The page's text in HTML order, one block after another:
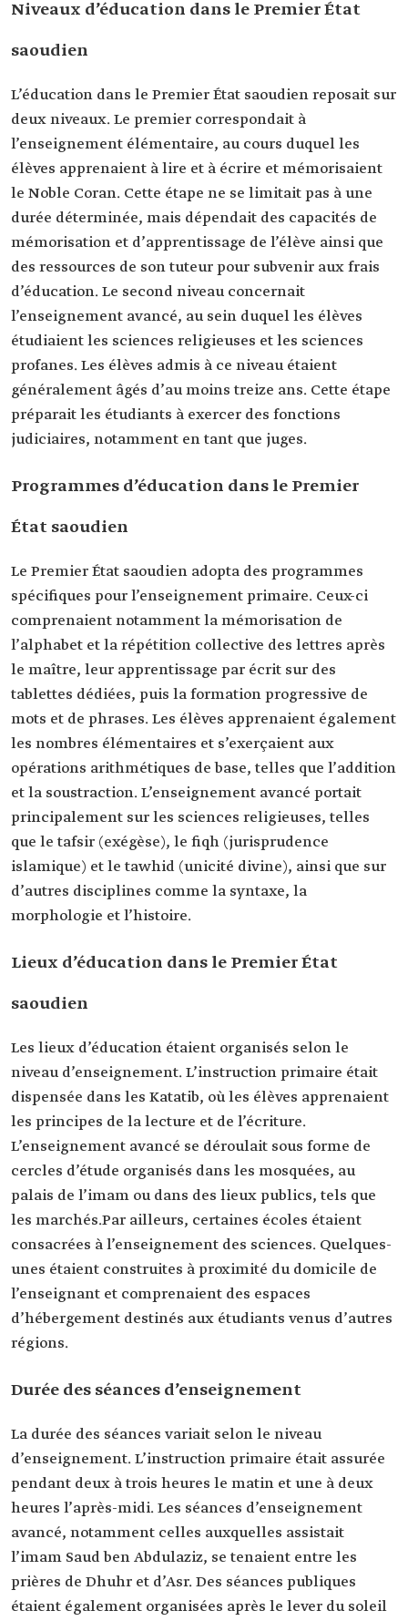
Niveaux d’éducation dans le Premier État
saoudien
L’éducation dans le Premier État saoudien reposait sur
deux niveaux. Le premier correspondait à
l’enseignement élémentaire, au cours duquel les
élèves apprenaient à lire et à écrire et mémorisaient
le Noble Coran. Cette étape ne se limitait pas à une
durée déterminée, mais dépendait des capacités de
mémorisation et d’apprentissage de l’élève ainsi que
des ressources de son tuteur pour subvenir aux frais
d’éducation. Le second niveau concernait
l’enseignement avancé, au sein duquel les élèves
étudiaient les sciences religieuses et les sciences
profanes. Les élèves admis à ce niveau étaient
généralement âgés d’au moins treize ans. Cette étape
préparait les étudiants à exercer des fonctions
judiciaires, notamment en tant que juges.
Programmes d’éducation dans le Premier
État saoudien
Le Premier État saoudien adopta des programmes
spécifiques pour l’enseignement primaire. Ceux-ci
comprenaient notamment la mémorisation de
l’alphabet et la répétition collective des lettres après
le maître, leur apprentissage par écrit sur des
tablettes dédiées, puis la formation progressive de
mots et de phrases. Les élèves apprenaient également
les nombres élémentaires et s’exerçaient aux
opérations arithmétiques de base, telles que l’addition
et la soustraction. L’enseignement avancé portait
principalement sur les sciences religieuses, telles
que le tafsir (exégèse), le fiqh (jurisprudence
islamique) et le tawhid (unicité divine), ainsi que sur
d’autres disciplines comme la syntaxe, la
morphologie et l’histoire.
Lieux d’éducation dans le Premier État
saoudien
Les lieux d’éducation étaient organisés selon le
niveau d’enseignement. L’instruction primaire était
dispensée dans les Katatib, où les élèves apprenaient
les principes de la lecture et de l’écriture.
L’enseignement avancé se déroulait sous forme de
cercles d’étude organisés dans les mosquées, au
palais de l’imam ou dans des lieux publics, tels que
les marchés.Par ailleurs, certaines écoles étaient
consacrées à l’enseignement des sciences. Quelques-
unes étaient construites à proximité du domicile de
l’enseignant et comprenaient des espaces
d’hébergement destinés aux étudiants venus d’autres
régions.
Durée des séances d’enseignement
La durée des séances variait selon le niveau
d’enseignement. L’instruction primaire était assurée
pendant deux à trois heures le matin et une à deux
heures l’après-midi. Les séances d’enseignement
avancé, notamment celles auxquelles assistait
l’imam Saud ben Abdulaziz, se tenaient entre les
prières de Dhuhr et d’Asr. Des séances publiques
étaient également organisées après le lever du soleil